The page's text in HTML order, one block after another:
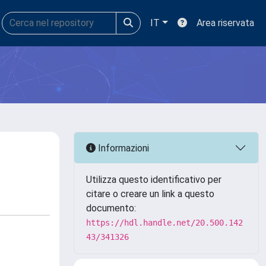
IT Area riservata
Informazioni
Utilizza questo identificativo per
citare o creare un link a questo
documento:
https://hdl.handle.net/20.500.142
43/341326